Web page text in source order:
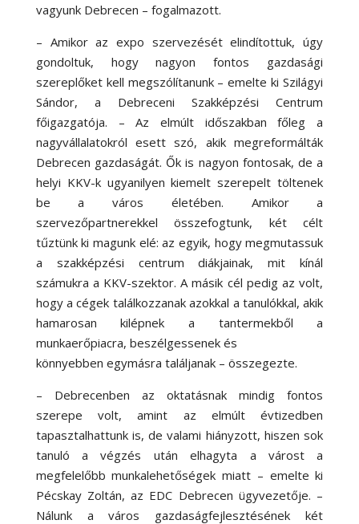
vagyunk Debrecen – fogalmazott.
– Amikor az expo szervezését elindítottuk, úgy
gondoltuk, hogy nagyon fontos gazdasági
szereplőket kell megszólítanunk – emelte ki Szilágyi
Sándor, a Debreceni Szakképzési Centrum
főigazgatója. – Az elmúlt időszakban főleg a
nagyvállalatokról esett szó, akik megreformálták
Debrecen gazdaságát. Ők is nagyon fontosak, de a
helyi KKV-k ugyanilyen kiemelt szerepelt töltenek
be a város életében. Amikor a
szervezőpartnerekkel összefogtunk, két célt
tűztünk ki magunk elé: az egyik, hogy megmutassuk
a szakképzési centrum diákjainak, mit kínál
számukra a KKV-szektor. A másik cél pedig az volt,
hogy a cégek találkozzanak azokkal a tanulókkal, akik
hamarosan kilépnek a tantermekből a
munkaerőpiacra, beszélgessenek és
könnyebben egymásra találjanak – összegezte.
– Debrecenben az oktatásnak mindig fontos
szerepe volt, amint az elmúlt évtizedben
tapasztalhattunk is, de valami hiányzott, hiszen sok
tanuló a végzés után elhagyta a várost a
megfelelőbb munkalehetőségek miatt – emelte ki
Pécskay Zoltán, az EDC Debrecen ügyvezetője. –
Nálunk a város gazdaságfejlesztésének két